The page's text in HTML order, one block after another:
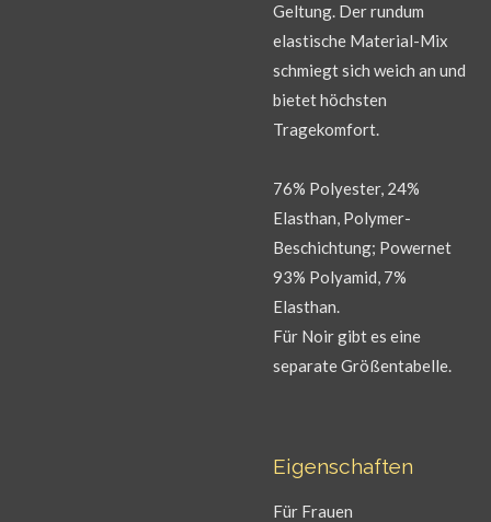
Geltung. Der rundum
elastische Material-Mix
schmiegt sich weich an und
bietet höchsten
Tragekomfort.
76% Polyester, 24%
Elasthan, Polymer-
Beschichtung; Powernet
93% Polyamid, 7%
Elasthan.
Für Noir gibt es eine
separate Größentabelle.
Eigenschaften
Für Frauen